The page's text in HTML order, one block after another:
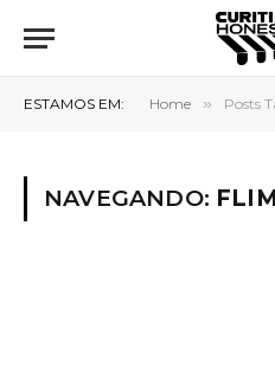
ESTAMOS EM: Home » Posts
NAVEGANDO: